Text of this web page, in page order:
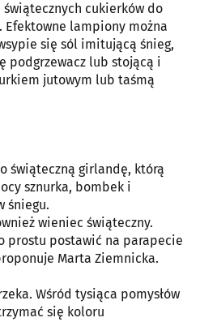
cukierków do
Efektowne lampiony można
się sól imitującą śnieg,
podgrzewacz lub stojącą i
jutowym lub taśmą
świąteczną girlandę, którą
sznurka, bombek i
śniegu.
wieniec świąteczny.
prostu postawić na parapecie
Marta Ziemnicka.
Wśród tysiąca pomysłów
się koloru